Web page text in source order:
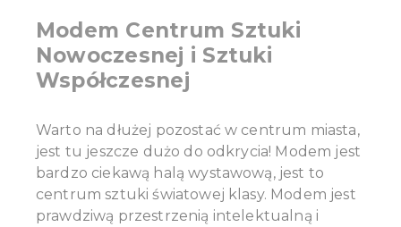
Modem Centrum Sztuki
Nowoczesnej i Sztuki
Współczesnej
Warto na dłużej pozostać w centrum miasta,
jest tu jeszcze dużo do odkrycia! Modem jest
bardzo ciekawą halą wystawową, jest to
centrum sztuki światowej klasy. Modem jest
prawdziwą przestrzenią intelektualną i